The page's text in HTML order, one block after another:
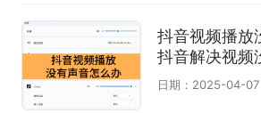
抖音视频播放
抖音解决视频
日期：2025-04-07